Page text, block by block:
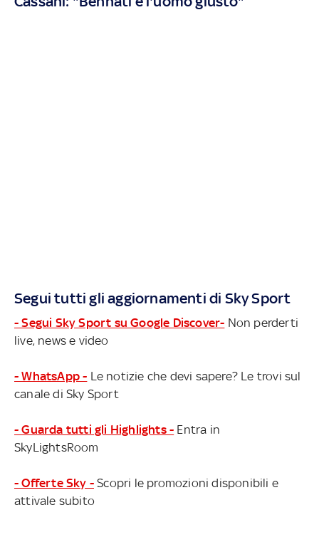
Segui tutti gli aggiornamenti di Sky Sport
- Segui Sky Sport su Google Discover- Non perderti
live, news e video
- WhatsApp - Le notizie che devi sapere? Le trovi sul
canale di Sky Sport
- Guarda tutti gli Highlights - Entra in
SkyLightsRoom
- Offerte Sky - Scopri le promozioni disponibili e
attivale subito